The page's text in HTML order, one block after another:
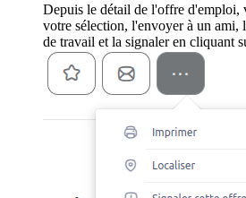
Depuis le détail de l'offre d'emploi,
votre sélection, l'envoyer à un ami,
de travail et la signaler en cliquant